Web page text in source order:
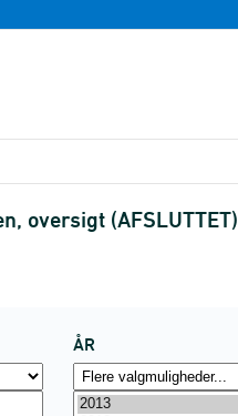
oversigt (AFSLUTTET)
ÅR